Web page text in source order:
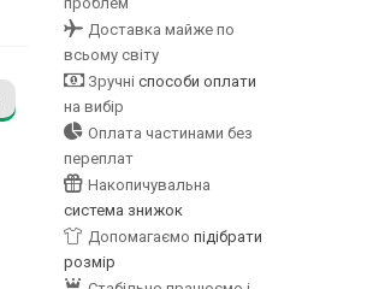
Доставка майже по
всьому світу
Зручні способи оплати
на вибір
Оплата частинами без
переплат
Накопичувальна
система знижок
Допомагаємо підібрати
розмір